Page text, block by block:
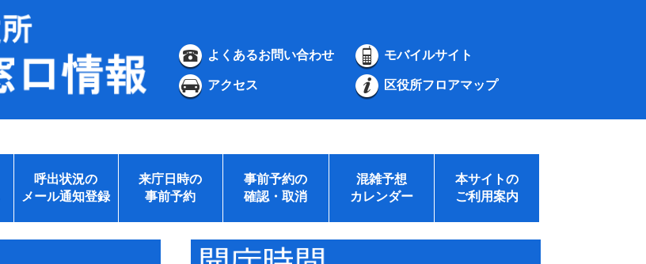
よくあるお問い合わせ モバイルサイト
アクセス 区役所フロアマップ
呼出状況の
メール通知登録
来庁日時の
事前予約
事前予約の
確認・取消
混雑予想
カレンダー
本サイトの
ご利用案内